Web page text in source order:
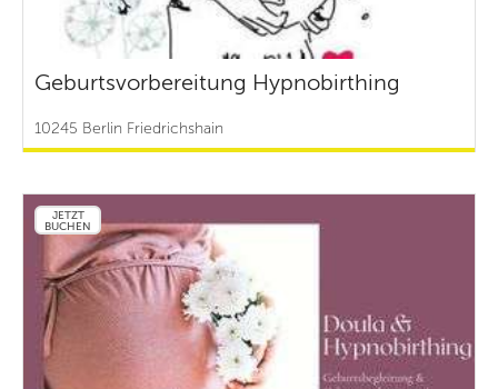
Geburtsvorbereitung Hypnobirthing
10245 Berlin Friedrichshain
JETZT
BUCHEN